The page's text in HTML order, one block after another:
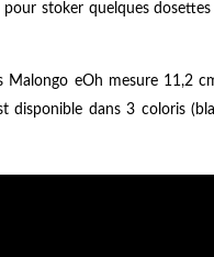
stoker quelques
Malongo eOh mesure 11,2
disponible dans 3 coloris